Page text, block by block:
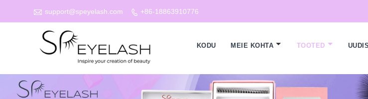
 support@speyelash.com  +86-18863910776
KODU MEIE KOHTA TOOTED